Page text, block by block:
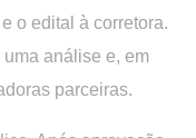
o edital à corretora.
análise e, em
parceiras.